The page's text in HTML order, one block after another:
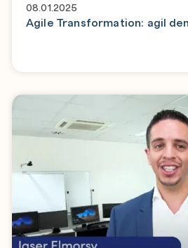
08.01.2025
Agile Transformation: agil